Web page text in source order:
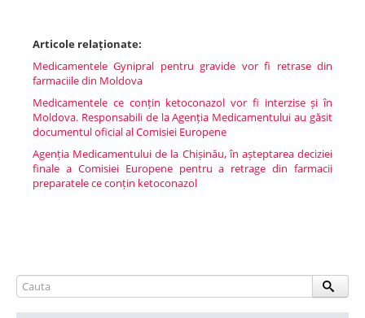
Articole relaționate:
Medicamentele Gynipral pentru gravide vor fi retrase din
farmaciile din Moldova
Medicamentele ce conțin ketoconazol vor fi interzise și în
Moldova. Responsabili de la Agenția Medicamentului au găsit
documentul oficial al Comisiei Europene
Agenția Medicamentului de la Chișinău, în așteptarea deciziei
finale a Comisiei Europene pentru a retrage din farmacii
preparatele ce conțin ketoconazol